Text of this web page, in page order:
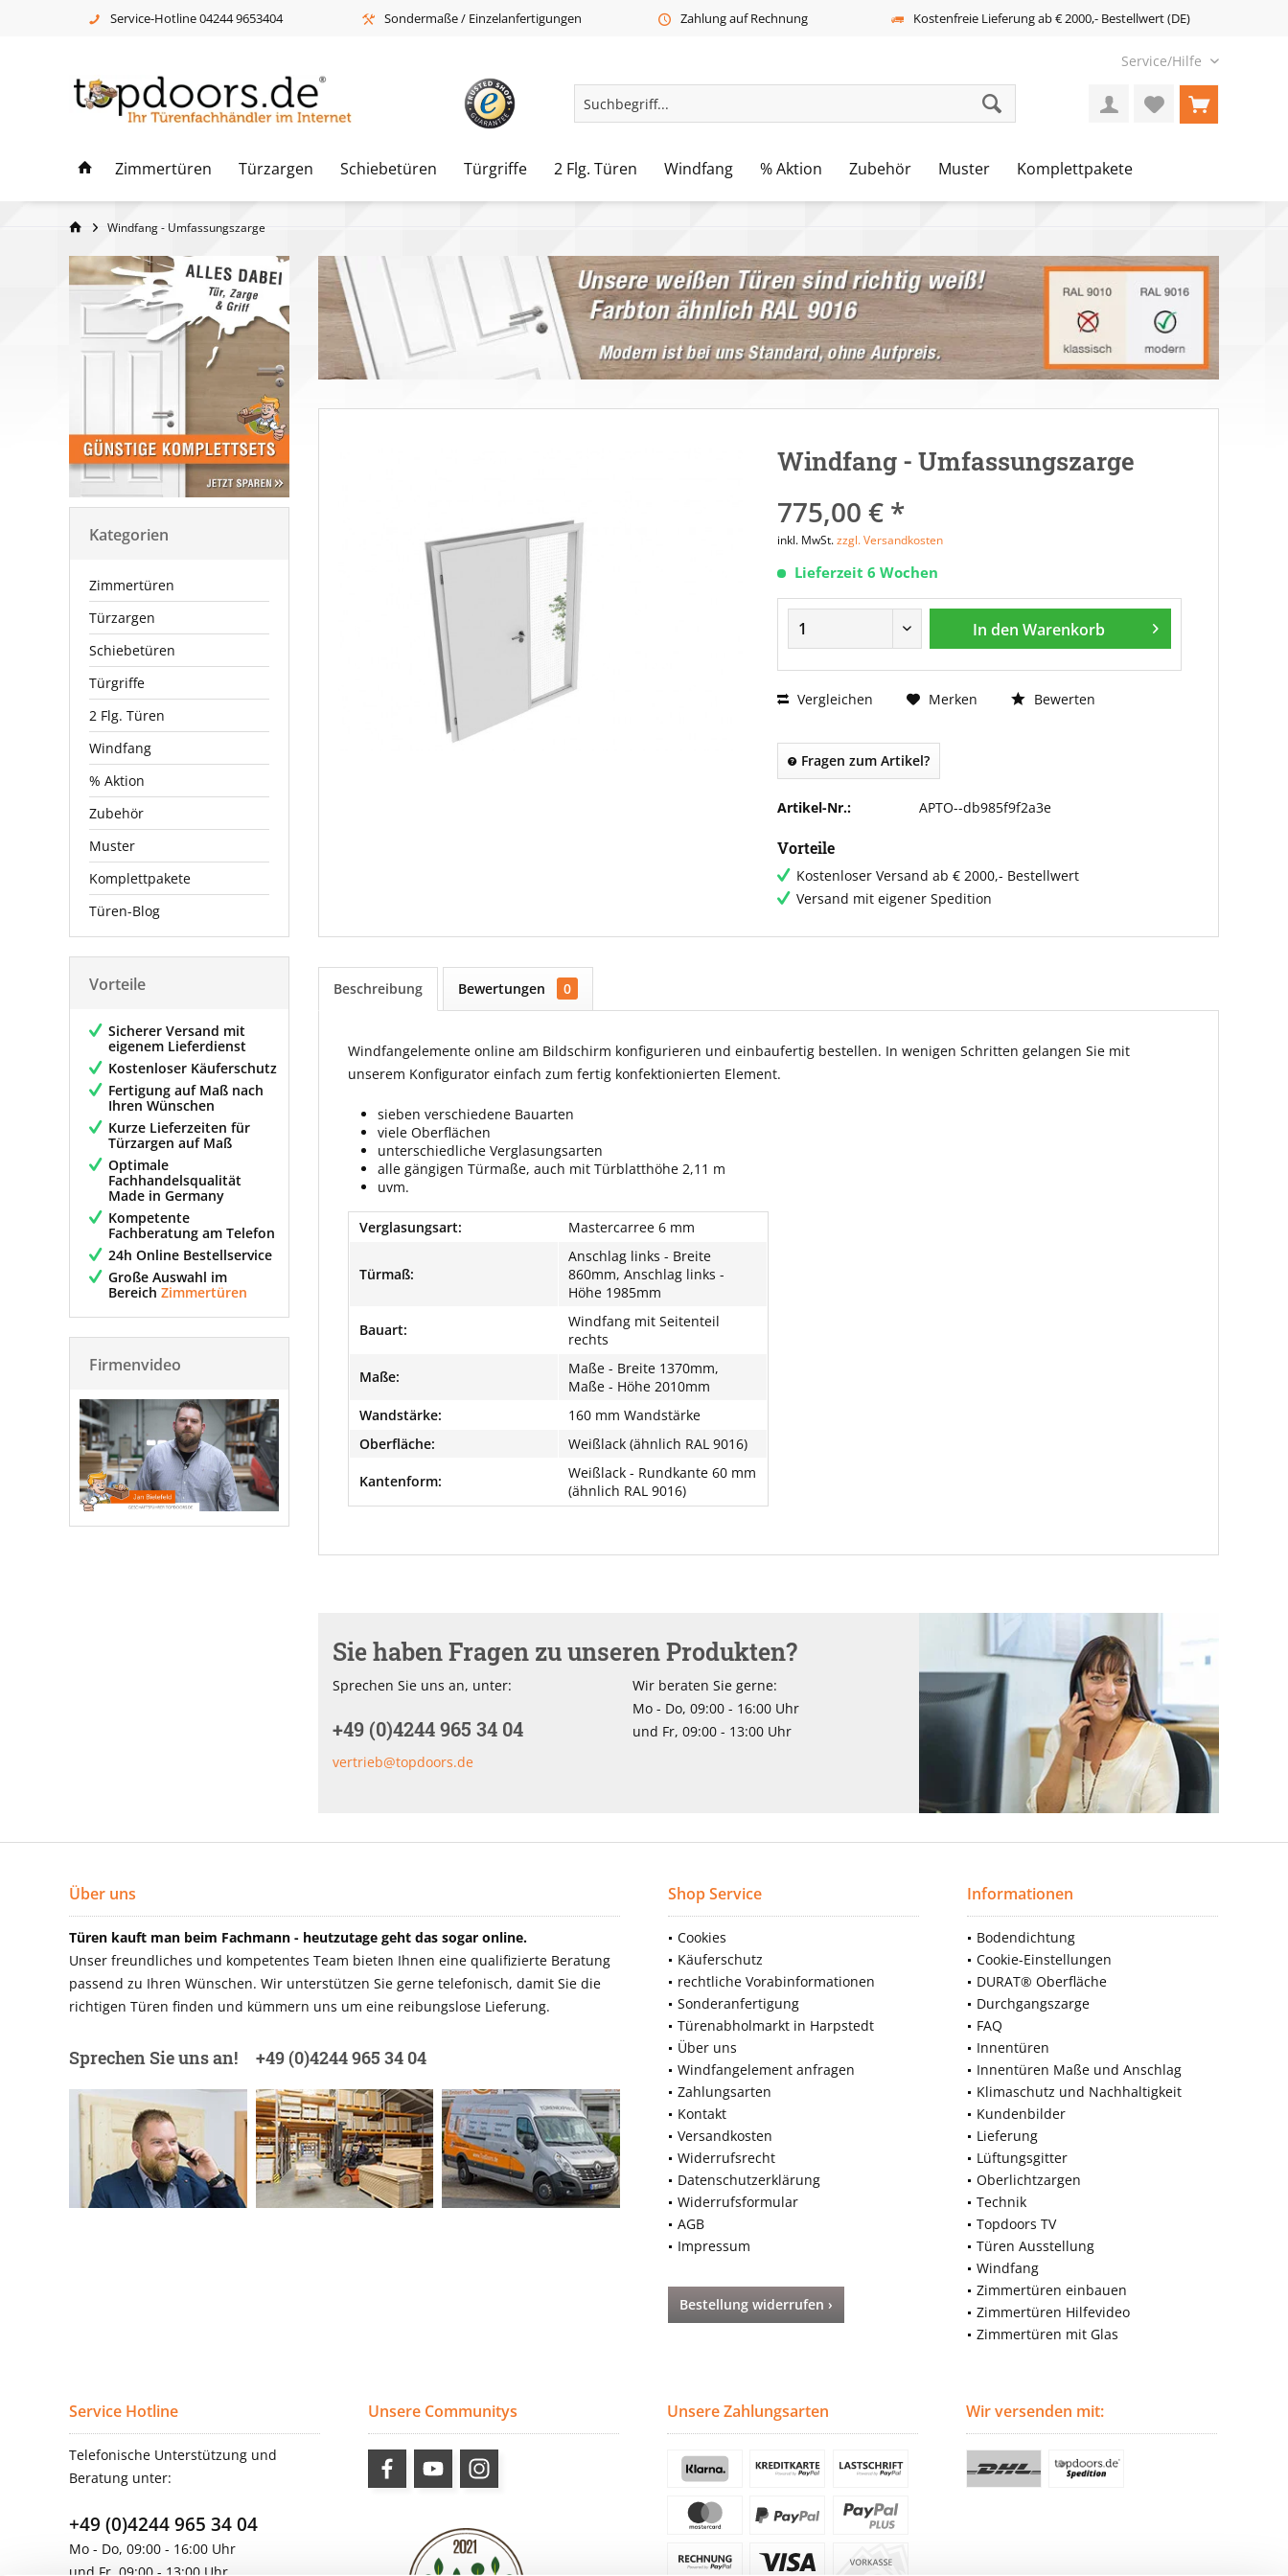
Service-Hotline 04244 9653404 Sondermaße / Einzelanfertigungen Zahlung auf Rechnung Kostenfreie Lieferung ab € 2000,- Bestellwert (DE)
Service/Hilfe
Zimmertüren Türzargen Schiebetüren Türgriffe 2 Flg. Türen Windfang % Aktion Zubehör Muster Komplettpakete
Windfang - Umfassungszarge
Kategorien
Zimmertüren
Türzargen
Schiebetüren
Türgriffe
2 Flg. Türen
Windfang
% Aktion
Zubehör
Muster
Komplettpakete
Türen-Blog
Vorteile
Sicherer Versand mit
eigenem Lieferdienst
Kostenloser Käuferschutz
Fertigung auf Maß nach
Ihren Wünschen
Kurze Lieferzeiten für
Türzargen auf Maß
Optimale
Fachhandelsqualität
Made in Germany
Kompetente
Fachberatung am Telefon
24h Online Bestellservice
Große Auswahl im
Bereich Zimmertüren
Firmenvideo
Windfang - Umfassungszarge
775,00 € *
inkl. MwSt.zzgl. Versandkosten
Lieferzeit 6 Wochen
In den Warenkorb
Vergleichen Merken Bewerten
Fragen zum Artikel?
Artikel-Nr.: APTO--db985f9f2a3e
Vorteile
Kostenloser Versand ab € 2000,- Bestellwert
Versand mit eigener Spedition
Beschreibung Bewertungen 0
Windfangelemente online am Bildschirm konfigurieren und einbaufertig bestellen. In wenigen Schritten gelangen Sie mit
unserem Konfigurator einfach zum fertig konfektionierten Element.
sieben verschiedene Bauarten
viele Oberflächen
unterschiedliche Verglasungsarten
alle gängigen Türmaße, auch mit Türblatthöhe 2,11 m
uvm.
Verglasungsart: Mastercarree 6 mm
Türmaß:
Anschlag links - Breite
860mm, Anschlag links -
Höhe 1985mm
Bauart:
Windfang mit Seitenteil
rechts
Maße:
Maße - Breite 1370mm,
Maße - Höhe 2010mm
Wandstärke:
160 mm Wandstärke
Oberfläche:
Weißlack (ähnlich RAL 9016)
Kantenform:
Weißlack - Rundkante 60 mm
(ähnlich RAL 9016)
Sie haben Fragen zu unseren Produkten?
Sprechen Sie uns an, unter:
+49 (0)4244 965 34 04
vertrieb@topdoors.de
Wir beraten Sie gerne:
Mo - Do, 09:00 - 16:00 Uhr
und Fr, 09:00 - 13:00 Uhr
Über uns
Türen kauft man beim Fachmann - heutzutage geht das sogar online.
Unser freundliches und kompetentes Team bieten Ihnen eine qualifizierte Beratung
passend zu Ihren Wünschen. Wir unterstützen Sie gerne telefonisch, damit Sie die
richtigen Türen finden und kümmern uns um eine reibungslose Lieferung.
Sprechen Sie uns an! +49 (0)4244 965 34 04
Shop Service
Cookies
Käuferschutz
rechtliche Vorabinformationen
Sonderanfertigung
Türenabholmarkt in Harpstedt
Über uns
Windfangelement anfragen
Zahlungsarten
Kontakt
Versandkosten
Widerrufsrecht
Datenschutzerklärung
Widerrufsformular
AGB
Impressum
Bestellung widerrufen ›
Informationen
Bodendichtung
Cookie-Einstellungen
DURAT® Oberfläche
Durchgangszarge
FAQ
Innentüren
Innentüren Maße und Anschlag
Klimaschutz und Nachhaltigkeit
Kundenbilder
Lieferung
Lüftungsgitter
Oberlichtzargen
Technik
Topdoors TV
Türen Ausstellung
Windfang
Zimmertüren einbauen
Zimmertüren Hilfevideo
Zimmertüren mit Glas
Service Hotline
Telefonische Unterstützung und
Beratung unter:
+49 (0)4244 965 34 04
Mo - Do, 09:00 - 16:00 Uhr
und Fr, 09:00 - 13:00 Uhr
Unsere Communitys Unsere Zahlungsarten Wir versenden mit: